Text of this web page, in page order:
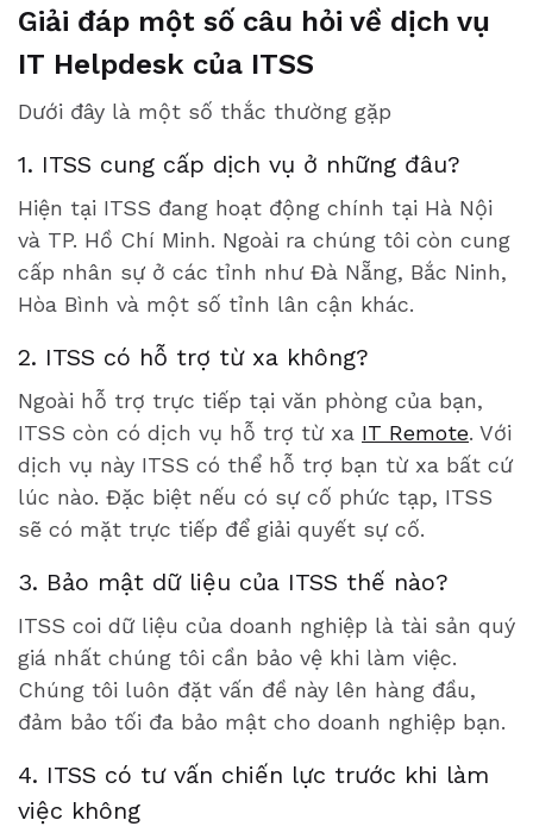
Giải đáp một số câu hỏi về dịch vụ
IT Helpdesk của ITSS
Dưới đây là một số thắc thường gặp
1. ITSS cung cấp dịch vụ ở những đâu?
Hiện tại ITSS đang hoạt động chính tại Hà Nội
và TP. Hồ Chí Minh. Ngoài ra chúng tôi còn cung
cấp nhân sự ở các tỉnh như Đà Nẵng, Bắc Ninh,
Hòa Bình và một số tỉnh lân cận khác.
2. ITSS có hỗ trợ từ xa không?
Ngoài hỗ trợ trực tiếp tại văn phòng của bạn,
ITSS còn có dịch vụ hỗ trợ từ xa IT Remote. Với
dịch vụ này ITSS có thể hỗ trợ bạn từ xa bất cứ
lúc nào. Đặc biệt nếu có sự cố phức tạp, ITSS
sẽ có mặt trực tiếp để giải quyết sự cố.
3. Bảo mật dữ liệu của ITSS thế nào?
ITSS coi dữ liệu của doanh nghiệp là tài sản quý
giá nhất chúng tôi cần bảo vệ khi làm việc.
Chúng tôi luôn đặt vấn đề này lên hàng đầu,
đảm bảo tối đa bảo mật cho doanh nghiệp bạn.
4. ITSS có tư vấn chiến lực trước khi làm
việc không